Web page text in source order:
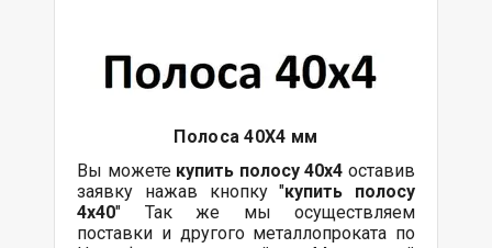
Полоса 40Х4 мм
Вы можете купить полосу 40х4 оставив
заявку нажав кнопку "купить полосу
4х40" Так же мы осуществляем
поставки и другого металлопроката по